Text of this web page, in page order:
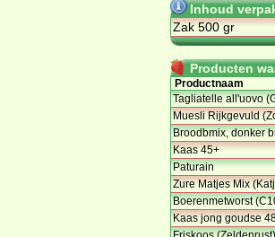
Inhoud
Zak 500 gr
Producten
Productnaam
Tagliatelle all'uovo
Muesli Rijkgevuld
Broodbmix, donker
Kaas 45+
Paturain
Zure Matjes Mix
Boerenmetworst
Kaas jong goudse